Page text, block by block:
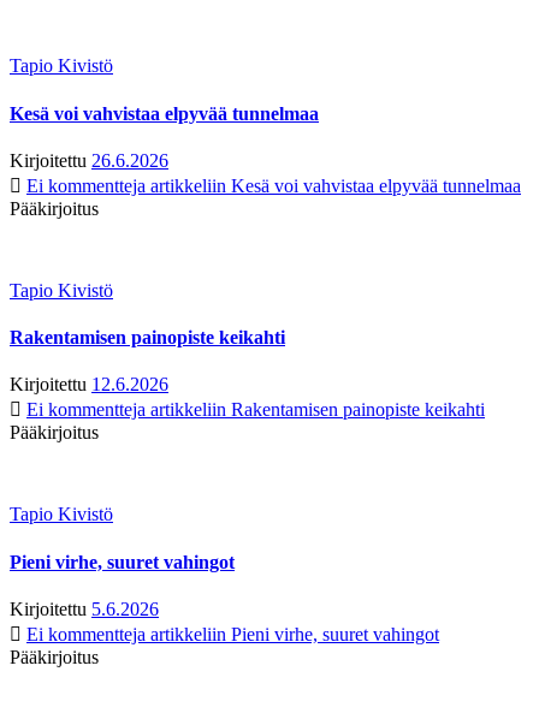
Tapio Kivistö
Kesä voi vahvistaa elpyvää tunnelmaa
Kirjoitettu 26.6.2026
Ei kommentteja artikkeliin Kesä voi vahvistaa elpyvää tunnelmaa
Pääkirjoitus
Tapio Kivistö
Rakentamisen painopiste keikahti
Kirjoitettu 12.6.2026
Ei kommentteja artikkeliin Rakentamisen painopiste keikahti
Pääkirjoitus
Tapio Kivistö
Pieni virhe, suuret vahingot
Kirjoitettu 5.6.2026
Ei kommentteja artikkeliin Pieni virhe, suuret vahingot
Pääkirjoitus